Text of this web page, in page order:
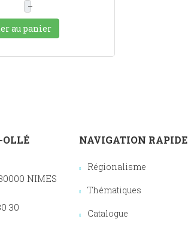
–
au panier
OLLÉ
NIMES
30
NAVIGATION RAPIDE
Régionalisme
Thématiques
Catalogue